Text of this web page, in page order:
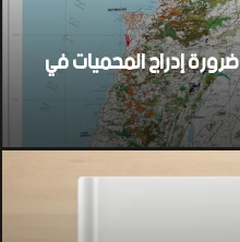
إدراج المحميات في